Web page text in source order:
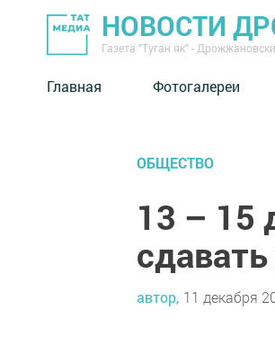
НОВОСТИ
Газета "Туган як" -
Главная Фотогалереи
ОБЩЕСТВО
13 – 15
автор, 11 декабря